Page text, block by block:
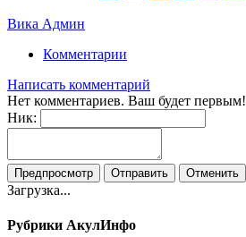
Вика Админ
Комментарии
Написать комментарий
Нет комментариев. Ваш будет первым!
Ник:
Загрузка...
Рубрики АкулИнфо